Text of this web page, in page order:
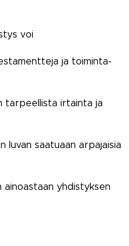
voi
ja toiminta-
tarpeellista irtainta ja
luvan saatuaan arpajaisia
yhdistyksen